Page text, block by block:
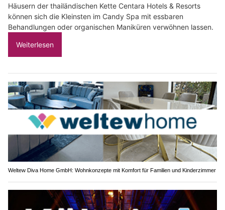
Häusern der thailändischen Kette Centara Hotels & Resorts
können sich die Kleinsten im Candy Spa mit essbaren
Behandlungen oder organischen Maniküren verwöhnen lassen.
Weiterlesen
Weltew Diva Home GmbH: Wohnkonzepte mit Komfort für Familien und Kinderzimmer